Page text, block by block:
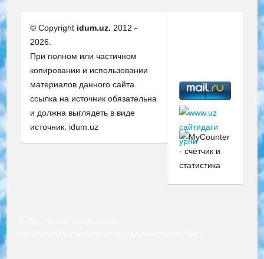
© Copyright idum.uz. 2012 -
2026.
При полном или частичном
копировании и использовании
материалов данного сайта
ссылка на источник обязательна
и должна выглядеть в виде
источник: idum.uz